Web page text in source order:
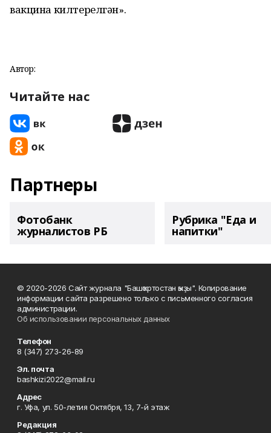
вакцина килтерелгән».
Автор:
Читайте нас
Партнеры
Фотобанк
журналистов РБ
Рубрика "Еда и
напитки"
© 2020-2026 Сайт журнала "Башҡортостан ҡыҙы". Копирование
информации сайта разрешено только с письменного согласия
администрации.
Об использовании персональных данных
Телефон
8 (347) 273-26-89
Эл. почта
bashkizi2022@mail.ru
Адрес
г. Уфа, ул. 50-летия Октября, 13, 7-й этаж
Редакция